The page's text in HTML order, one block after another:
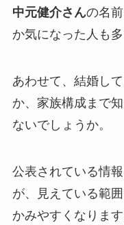
中元健介さんの名
か気になった人も多
あわせて、結婚し
か、家族構成まで
ないでしょうか。
公表されている情
が、見えている範
かみやすくなります